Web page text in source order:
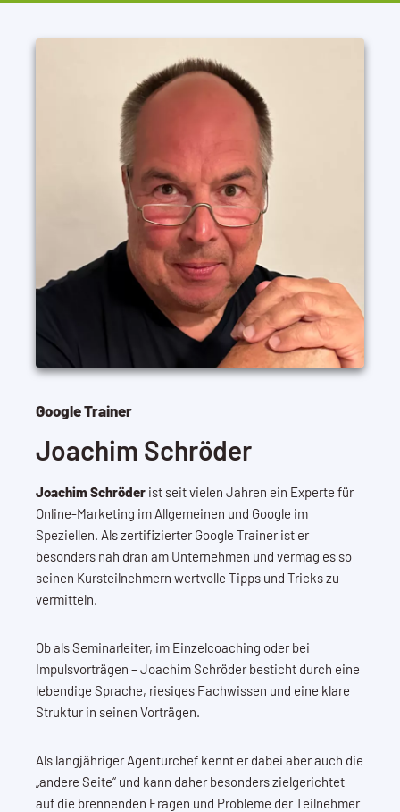
Google Trainer
Joachim Schröder
Joachim Schröder ist seit vielen Jahren ein Experte für
Online-Marketing im Allgemeinen und Google im
Speziellen. Als zertifizierter Google Trainer ist er
besonders nah dran am Unternehmen und vermag es so
seinen Kursteilnehmern wertvolle Tipps und Tricks zu
vermitteln.
Ob als Seminarleiter, im Einzelcoaching oder bei
Impulsvorträgen – Joachim Schröder besticht durch eine
lebendige Sprache, riesiges Fachwissen und eine klare
Struktur in seinen Vorträgen.
Als langjähriger Agenturchef kennt er dabei aber auch die
„andere Seite“ und kann daher besonders zielgerichtet
auf die brennenden Fragen und Probleme der Teilnehmer